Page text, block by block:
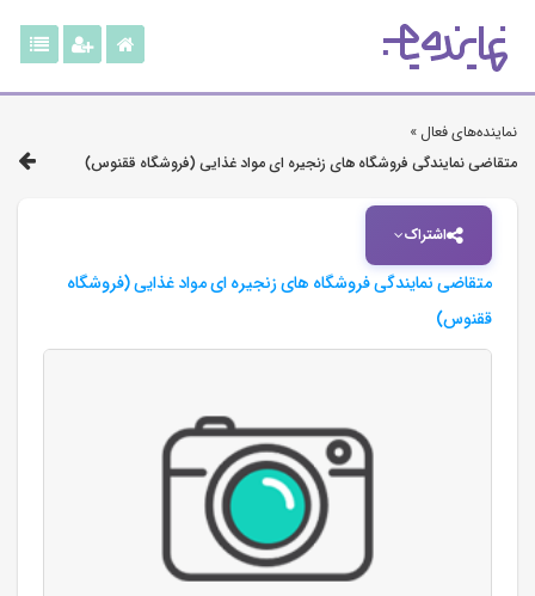
نماینده‌های فعال »
متقاضی نمایندگی فروشگاه های زنجیره ای مواد غذایی (فروشگاه ققنوس)
اشتراک
متقاضی نمایندگی فروشگاه های زنجیره ای مواد غذایی (فروشگاه
ققنوس)